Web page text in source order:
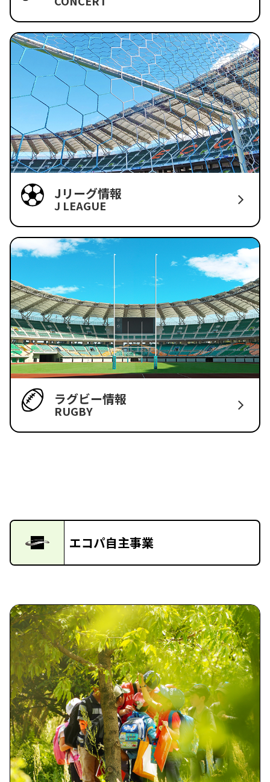
Jリーグ情報
J LEAGUE
ラグビー情報
RUGBY
エコパ自主事業